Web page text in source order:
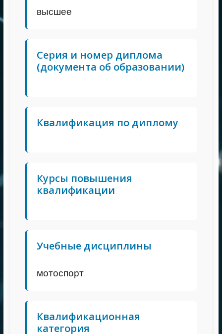
высшее
Серия и номер диплома
(документа об образовании)
Квалификация по диплому
Курсы повышения
квалификации
Учебные дисциплины
мотоспорт
Квалификационная
категория